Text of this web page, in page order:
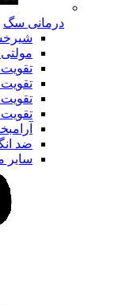
درمانی سگ
ضد
سایر